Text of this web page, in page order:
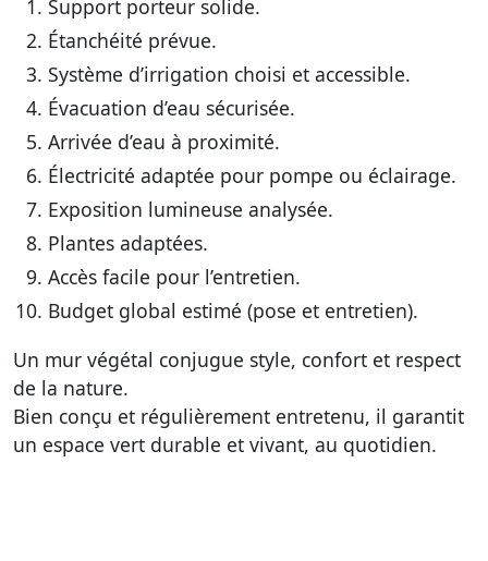
Support porteur solide.
Étanchéité prévue.
Système d’irrigation choisi et accessible.
Évacuation d’eau sécurisée.
Arrivée d’eau à proximité.
Électricité adaptée pour pompe ou éclairage.
Exposition lumineuse analysée.
Plantes adaptées.
Accès facile pour l’entretien.
Budget global estimé (pose et entretien).
Un mur végétal conjugue style, confort et respect
de la nature.
Bien conçu et régulièrement entretenu, il garantit
un espace vert durable et vivant, au quotidien.